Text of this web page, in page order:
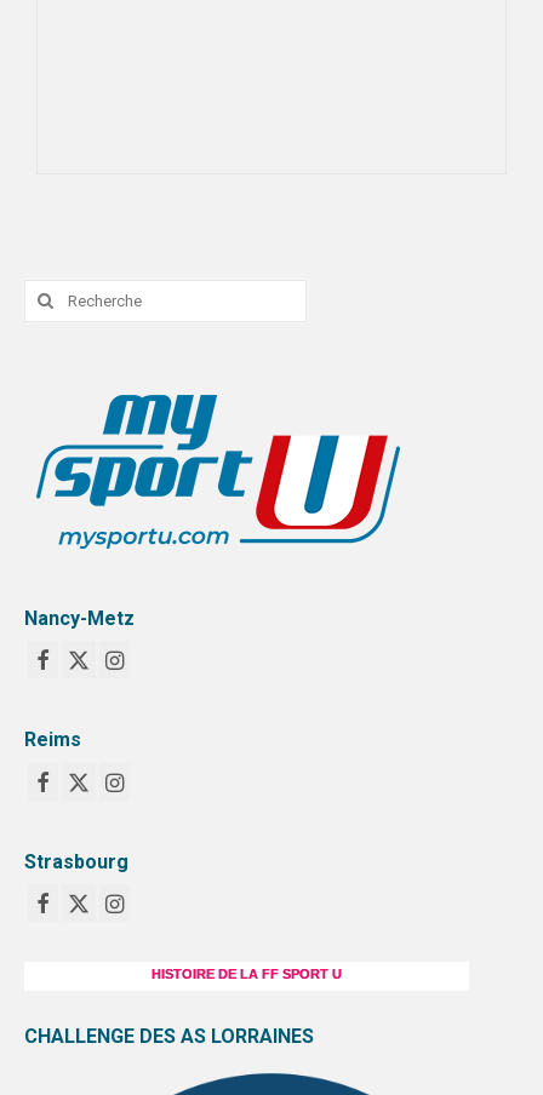
Rechercher
Nancy-Metz
Reims
Strasbourg
HISTOIRE DE LA FF SPORT U
CHALLENGE DES AS LORRAINES